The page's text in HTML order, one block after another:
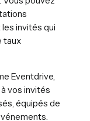
invités qui
taux
Eventdrive,
vos invités
équipés de